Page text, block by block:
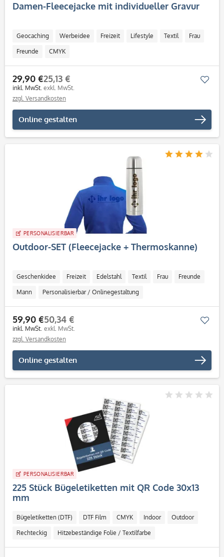
Damen-Fleecejacke mit individueller Gravur
Geocaching Werbeidee Freizeit Lifestyle Textil Frau
Freunde CMYK
29,90 €
inkl. MwSt.
25,13 €
exkl. MwSt.
zzgl. Versandkosten
Online gestalten
PERSONALISIERBAR
Outdoor-SET (Fleecejacke + Thermoskanne)
Geschenkidee Freizeit Edelstahl Textil Frau Freunde
Mann Personalisierbar / Onlinegestaltung
59,90 €
inkl. MwSt.
50,34 €
exkl. MwSt.
zzgl. Versandkosten
Online gestalten
PERSONALISIERBAR
225 Stück Bügeletiketten mit QR Code 30x13
mm
Bügeletiketten (DTF) DTF Film CMYK Indoor Outdoor
Rechteckig Hitzebeständige Folie / Textilfarbe